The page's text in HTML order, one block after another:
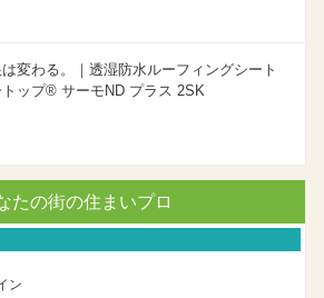
変わる。｜透湿防水ルーフィングシート
トップ® サーモND プラス 2SK
たの街の住まいプロ
ン